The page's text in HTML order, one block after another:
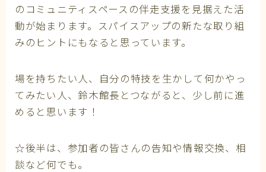
のコミュニティスペースの伴走支援を見据えた活
動が始まります。スパイスアップの新たな取り組
みのヒントにもなると思っています。
場を持ちたい人、自分の特技を生かして何かやっ
てみたい人、鈴木館長とつながると、少し前に進
めると思います！
☆後半は、参加者の皆さんの告知や情報交換、相
談など何でも。